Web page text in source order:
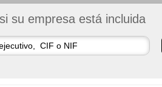
su empresa está incluida